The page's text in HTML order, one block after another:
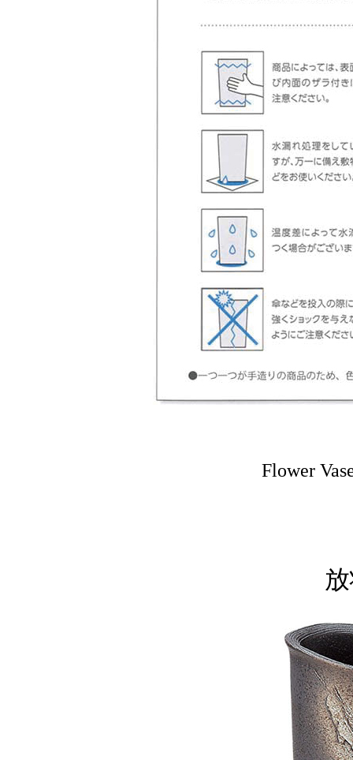
Flower